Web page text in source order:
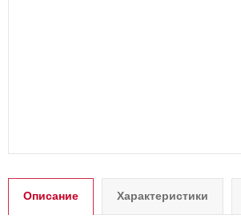
Описание Характеристики